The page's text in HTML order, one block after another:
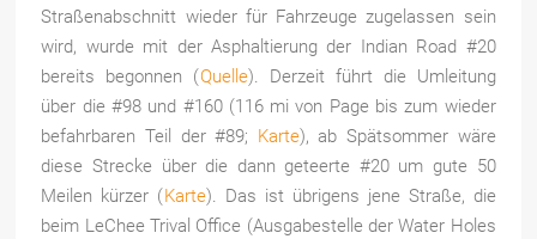
Straßenabschnitt wieder für Fahrzeuge zugelassen sein
wird, wurde mit der Asphaltierung der Indian Road #20
bereits begonnen (Quelle). Derzeit führt die Umleitung
über die #98 und #160 (116 mi von Page bis zum wieder
befahrbaren Teil der #89; Karte), ab Spätsommer wäre
diese Strecke über die dann geteerte #20 um gute 50
Meilen kürzer (Karte). Das ist übrigens jene Straße, die
beim LeChee Trival Office (Ausgabestelle der Water Holes